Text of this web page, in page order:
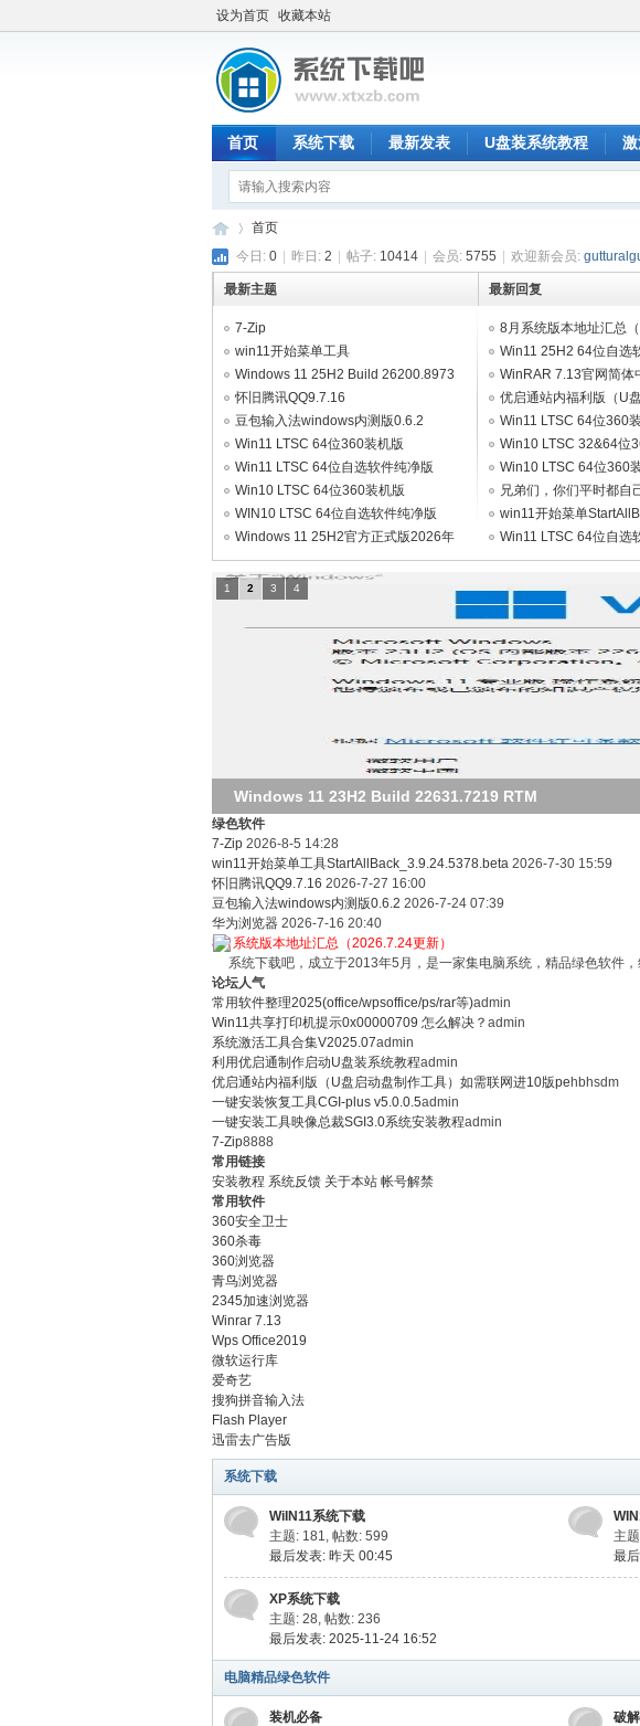
设为首页 收藏本站
首页 系统下载 最新发表 U盘装系统教程
统
载
吧
官
»
首页
今日: 0 昨日: 2 帖子: 10414 会员: 5755 欢迎新会员:
最新主题
7-Zip
win11开始菜单工具
StartAllBack_3.9.24.5378.beta
Windows 11 25H2 Build 26200.8973
RTM
怀旧腾讯QQ9.7.16
豆包输入法windows内测版0.6.2
Win11 LTSC 64位360装机版
V2026.08（集成WpsOffice2023）
Win11 LTSC 64位自选软件纯净版
V2026.08
Win10 LTSC 64位360装机版
V2026.08（集成WpsOffice2023）
WIN10 LTSC 64位自选软件纯净版
V2026.08
Windows 11 25H2官方正式版2026年
07月版
最新回复
8月系统版本地址汇总
新）
Win11 25H2 64位自选
V2026.07
WinRAR 7.13官网简体
+key!!!
优启通站内福利版（U
具）如需联网进10版pe
Win11 LTSC 64位360
V2026.04（集成
Win10 LTSC 32&64位
V2026.01（集成
Win10 LTSC 64位360
V2026.08（集成
兄弟们，你们平时都自
统吗？
win11开始菜单
Win11 LTSC 64位自选
V2026.08
Win11 最新的ltsc
1 2 3 4
绿色软件
7-Zip 2026-8-5 14:28
win11开始菜单工具StartAllBack_3.9.24.5378.beta 2026-7-30 15:59
怀旧腾讯QQ9.7.16 2026-7-27 16:00
豆包输入法windows内测版0.6.2 2026-7-24 07:39
华为浏览器 2026-7-16 20:40
8月系统版本地址汇总（2026.7.24更新）
系统下载吧，成立于2013年5月，是一家集电脑系统，精品绿色软件
论坛人气
常用软件整理2025(office/wpsoffice/ps/rar等)admin
Win11共享打印机提示0x00000709 怎么解决？ admin
系统激活工具合集V2025.07admin
利用优启通制作启动U盘装系统教程admin
优启通站内福利版（U盘启动盘制作工具）如需联网进10版pe hbhsdm
一键安装恢复工具CGI-plus v5.0.0.5admin
一键安装工具映像总裁SGI3.0系统安装教程admin
7-Zip8888
常用链接
安装教程 系统反馈 关于本站 帐号解禁
常用软件
360安全卫士
360杀毒
360浏览器
青鸟浏览器
2345加速浏览器
Winrar 7.13
Wps Office2019
微软运行库
爱奇艺
搜狗拼音输入法
Flash Player
迅雷去广告版
系统下载
WiIN11系统下载
主题: 181, 帖数: 599
最后发表: 昨天 00:45
主
最
XP系统下载
主题: 28, 帖数: 236
最后发表: 2025-11-24 16:52
电脑精品绿色软件
装机必备
破